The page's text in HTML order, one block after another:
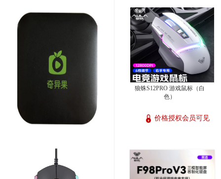
狼蛛S12PRO 游戏鼠标（白
色）
价格授权会员可见